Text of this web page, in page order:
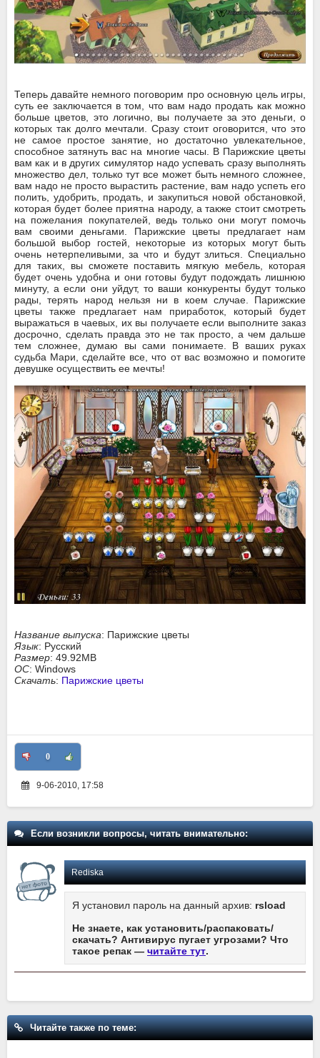
Теперь давайте немного поговорим про основную цель игры,
суть ее заключается в том, что вам надо продать как можно
больше цветов, это логично, вы получаете за это деньги, о
которых так долго мечтали. Сразу стоит оговорится, что это
не самое простое занятие, но достаточно увлекательное,
способное затянуть вас на многие часы. В Парижские цветы
вам как и в других симулятор надо успевать сразу выполнять
множество дел, только тут все может быть немного сложнее,
вам надо не просто вырастить растение, вам надо успеть его
полить, удобрить, продать, и закупиться новой обстановкой,
которая будет более приятна народу, а также стоит смотреть
на пожелания покупателей, ведь только они могут помочь
вам своими деньгами. Парижские цветы предлагает нам
большой выбор гостей, некоторые из которых могут быть
очень нетерпеливыми, за что и будут злиться. Специально
для таких, вы сможете поставить мягкую мебель, которая
будет очень удобна и они готовы будут подождать лишнюю
минуту, а если они уйдут, то ваши конкуренты будут только
рады, терять народ нельзя ни в коем случае. Парижские
цветы также предлагает нам приработок, который будет
выражаться в чаевых, их вы получаете если выполните заказ
досрочно, сделать правда это не так просто, а чем дальше
тем сложнее, думаю вы сами понимаете. В ваших руках
судьба Мари, сделайте все, что от вас возможно и помогите
девушке осуществить ее мечты!
Название выпуска: Парижские цветы
Язык: Русский
Размер: 49.92MB
ОС: Windows
Скачать: Парижские цветы
0
9-06-2010, 17:58
Если возникли вопросы, читать внимательно:
Rediska
Я установил пароль на данный архив: rsload
Не знаете, как установить/распаковать/
скачать? Антивирус пугает угрозами? Что
такое репак — читайте тут.
Читайте также по теме: